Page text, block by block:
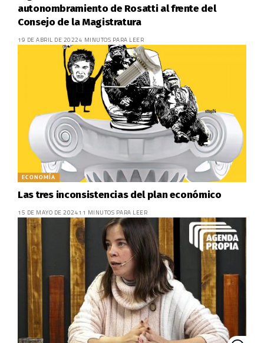
autonombramiento de Rosatti al frente del
Consejo de la Magistratura
19 DE ABRIL DE 20224 MINUTOS PARA LEER
ECONOMÍA
Las tres inconsistencias del plan económico
15 DE MAYO DE 202411 MINUTOS PARA LEER